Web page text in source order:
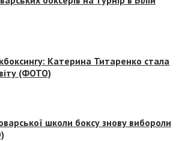
Катерина Титаренко стала
(ФОТО)
школи боксу знову вибороли